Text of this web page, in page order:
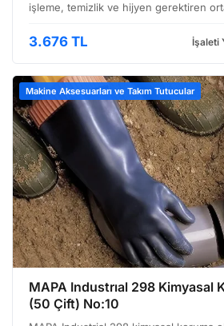
işleme, temizlik ve hijyen gerektiren
seviyede koruma sağlarken aynı
3.676 TL İşaleti
Makine Aksesuarları ve Takım Tutucular
MAPA Industrıal 298 Kimyasal
(50 Çift) No:10